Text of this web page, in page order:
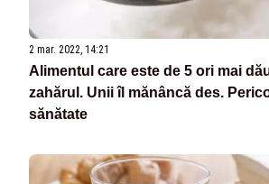
2 mar. 2022, 14:21
Alimentul care este de 5 ori mai
zahărul. Unii îl mănâncă des.
sănătate